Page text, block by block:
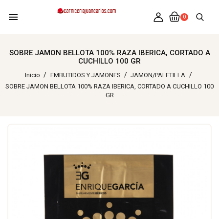
menu 0
SOBRE JAMON BELLOTA 100% RAZA IBERICA, CORTADO A
CUCHILLO 100 GR
Inicio EMBUTIDOS Y JAMONES
JAMON/PALETILLA
SOBRE JAMON BELLOTA 100% RAZA IBERICA, CORTADO A CUCHILLO 100
GR